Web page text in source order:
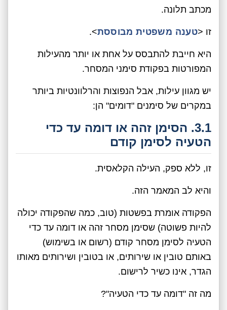
מכתב תלונה.
זו <טענה משפטית מבוססת>.
היא חייבת להתבסס על אחת או יותר מהעילות
המפורטות בפקודת סימני המסחר.
יש מגוון עילות, אבל הנפוצות והרלוונטיות ביותר
במקרים של סימנים "דומים" הן:
3.1. הסימן זהה או דומה עד כדי
הטעיה לסימן קודם
זו, ללא ספק, העילה הקלאסית.
והיא לב המאמר הזה.
הפקודה אומרת בפשטות (טוב, כמה שהפקודה יכולה
להיות פשוטה) שסימן מסחר זהה או דומה עד כדי
הטעיה לסימן מסחר קודם (רשום או בשימוש)
באותם טובין או שירותים, או בטובין ושירותים מאותו
הגדר, אינו כשיר לרישום.
מה זה "דומה עד כדי הטעיה"?